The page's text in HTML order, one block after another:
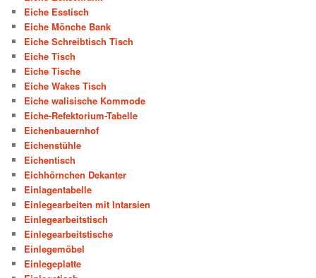
Eiche Esstisch
Eiche Mönche Bank
Eiche Schreibtisch Tisch
Eiche Tisch
Eiche Tische
Eiche Wakes Tisch
Eiche walisische Kommode
Eiche-Refektorium-Tabelle
Eichenbauernhof
Eichenstühle
Eichentisch
Eichhörnchen Dekanter
Einlagentabelle
Einlegearbeiten mit Intarsien
Einlegearbeitstisch
Einlegearbeitstische
Einlegemöbel
Einlegeplatte